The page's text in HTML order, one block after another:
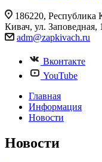
186220, Республика
Кивач, ул. Заповедная,
adm@zapkivach.ru
Вконтакте
YouTube
Главная
Информация
Новости
Новости